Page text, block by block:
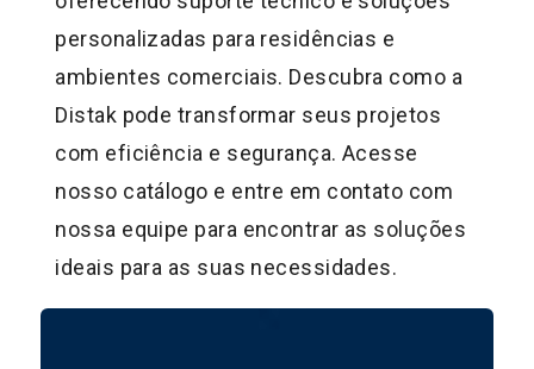
personalizadas para residências e
ambientes comerciais. Descubra como a
Distak pode transformar seus projetos
com eficiência e segurança. Acesse
nosso catálogo e entre em contato com
nossa equipe para encontrar as soluções
ideais para as suas necessidades.